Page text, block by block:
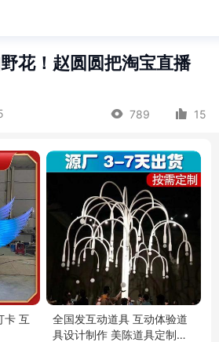
花！赵圆圆把淘宝直播
789 15
卡 互
全国发互动道具 互动体验道
具设计制作 美陈道具定制工